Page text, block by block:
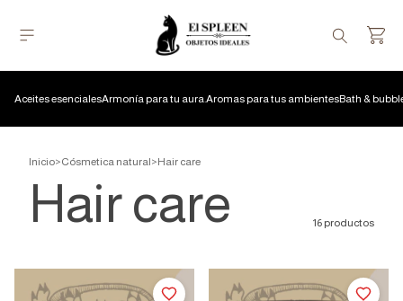
Aceites esencialesArmonía para tu aura.Aromas para tus ambientesBath &
Inicio>Cósmetica natural>Hair care
Hair care 16 productos